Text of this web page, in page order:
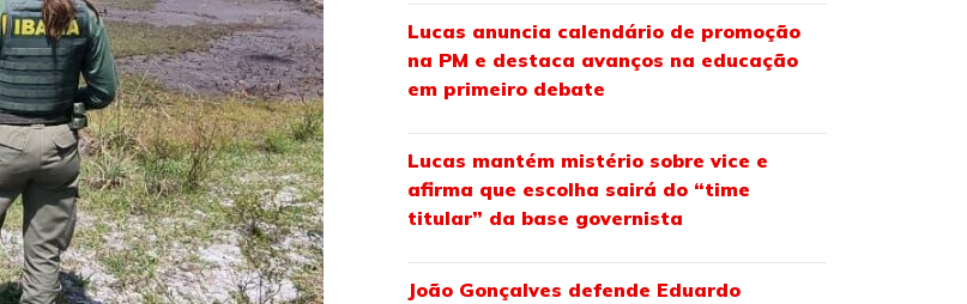
Lucas anuncia calendário de promoção
na PM e destaca avanços na educação
em primeiro debate
Lucas mantém mistério sobre vice e
afirma que escolha sairá do “time
titular” da base governista
João Gonçalves defende Eduardo